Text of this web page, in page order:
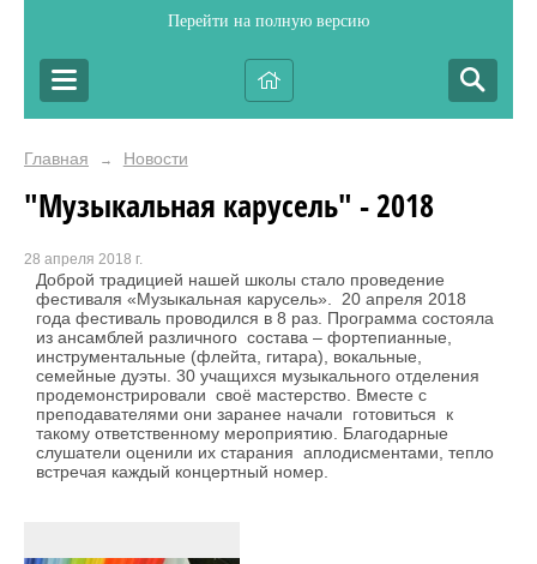
Перейти на полную версию
Главная → Новости
"Музыкальная карусель" - 2018
28 апреля 2018 г.
Доброй традицией нашей школы стало проведение
фестиваля «Музыкальная карусель». 20 апреля 2018
года фестиваль проводился в 8 раз. Программа состояла
из ансамблей различного состава – фортепианные,
инструментальные (флейта, гитара), вокальные,
семейные дуэты. 30 учащихся музыкального отделения
продемонстрировали своё мастерство. Вместе с
преподавателями они заранее начали готовиться к
такому ответственному мероприятию. Благодарные
слушатели оценили их старания аплодисментами, тепло
встречая каждый концертный номер.